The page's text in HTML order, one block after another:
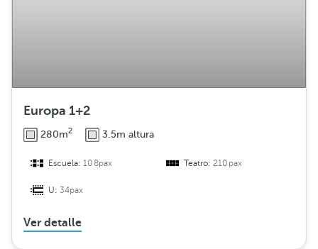
Europa 1+2
280m2 3.5m altura
Escuela:108pax Teatro:210pax
U:34pax
Ver detalle